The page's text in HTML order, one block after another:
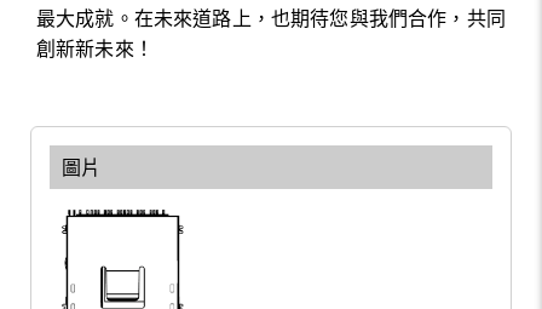
最大成就。在未來道路上，也期待您與我們合作，共同
創新新未來！